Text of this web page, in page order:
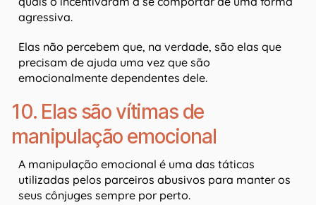
agressiva.
Elas não percebem que, na verdade, são elas que
precisam de ajuda uma vez que são
emocionalmente dependentes dele.
10. Elas são vítimas de
manipulação emocional
A manipulação emocional é uma das táticas
utilizadas pelos parceiros abusivos para manter os
seus cônjuges sempre por perto.